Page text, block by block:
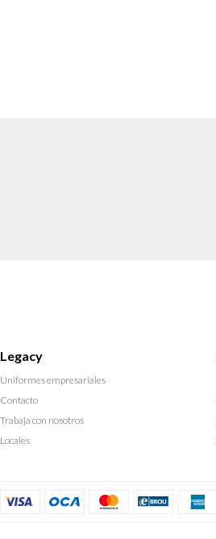
Legacy
Uniformes empresariales
Contacto
Trabaja con nosotros
Locales